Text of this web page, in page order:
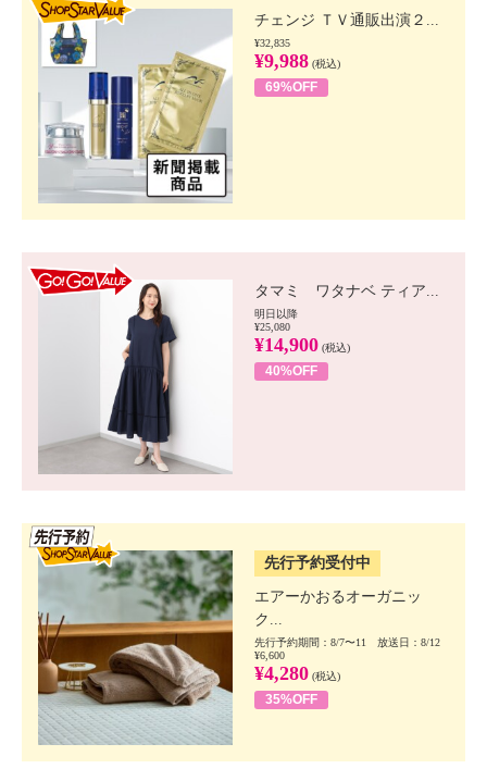
チェンジ ＴＶ通販出演２...
¥32,835
¥9,988 (税込)
69%OFF
タマミ ワタナベ ティア...
明日以降
¥25,080
¥14,900 (税込)
40%OFF
先行予約受付中
エアーかおるオーガニッ
ク...
先行予約期間：8/7〜11 放送日：8/12
¥6,600
¥4,280 (税込)
35%OFF